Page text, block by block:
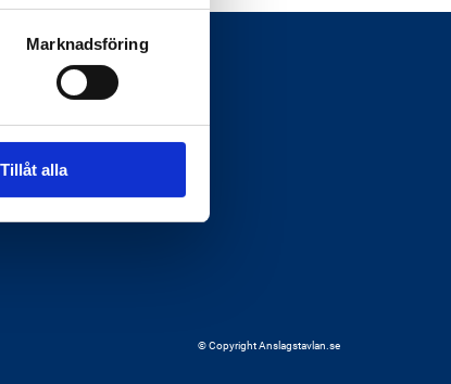
Marknadsföring
Tillåt alla
© Copyright Anslagstavlan.se